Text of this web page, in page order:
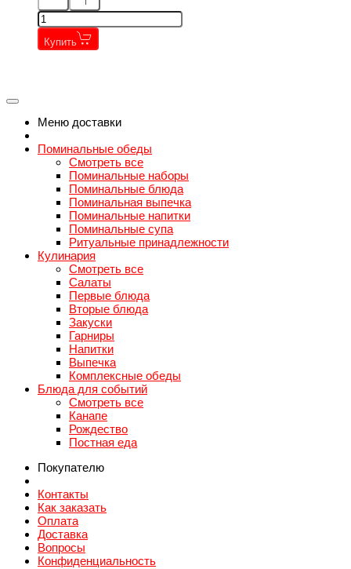
Купить
Меню доставки
Поминальные обеды
Смотреть все
Поминальные наборы
Поминальные блюда
Поминальная выпечка
Поминальные напитки
Поминальные супа
Ритуальные принадлежности
Кулинария
Смотреть все
Салаты
Первые блюда
Вторые блюда
Закуски
Гарниры
Напитки
Выпечка
Комплексные обеды
Блюда для событий
Смотреть все
Канапе
Рождество
Постная еда
Покупателю
Контакты
Как заказать
Оплата
Доставка
Вопросы
Конфиденциальность